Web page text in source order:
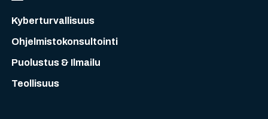
Kyberturvallisuus
Ohjelmistokonsultointi
Puolustus & Ilmailu
Teollisuus